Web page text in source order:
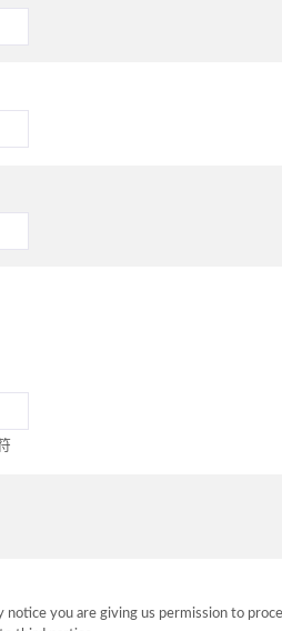
notice you are giving us permission to